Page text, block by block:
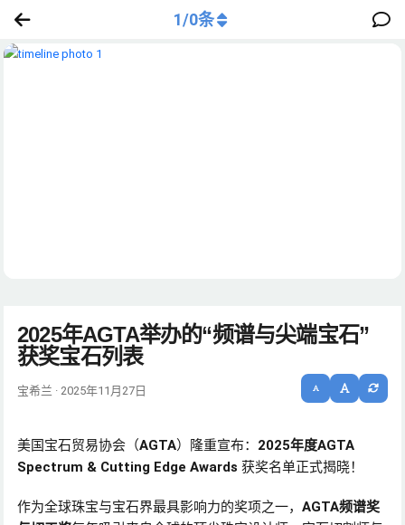
2025年AGTA举办的“频谱与尖端宝石”
获奖宝石列表
宝希兰 · 2025年11月27日
美国宝石贸易协会（AGTA）隆重宣布： 2025年度AGTA
Spectrum & Cutting Edge Awards 获奖名单正式揭晓！
作为全球珠宝与宝石界最具影响力的奖项之一， AGTA频谱奖
1/0条